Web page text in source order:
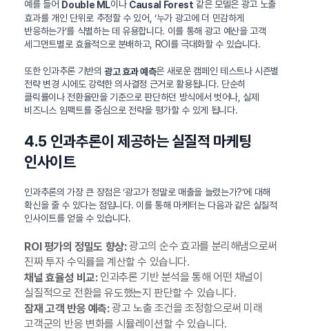
예를 들어 Double ML이나 Causal Forest 같은 모델은 광고 노출
효과를 개인 단위로 추정할 수 있어, ‘누가 광고에 더 민감하게
반응하는가’를 식별하는 데 유용합니다. 이를 통해 광고 예산을 고객
세그먼트별로 효율적으로 분배하고, ROI를 극대화할 수 있습니다.
또한 인과추론 기반의광고 효과 예측은 새로운 캠페인 테스트나 시즌별
전략 변경 시에도 강력한 의사결정 근거로 활용됩니다. 단순히
클릭률이나 전환율만을 기준으로 판단하던 방식에서 벗어나, 실제
비즈니스 임팩트를 중심으로 전략을 평가할 수 있게 됩니다.
4.5 인과추론이 제공하는 실질적 마케팅
인사이트
인과추론의 가장 큰 장점은 ‘광고가 정말로 매출을 늘렸는가?’에 대해
확신을 줄 수 있다는 점입니다. 이를 통해 마케터는 다음과 같은 실질적
인사이트를 얻을 수 있습니다.
ROI 평가의 정밀도 향상:광고의 순수 효과를 분리해냄으로써
진짜 투자 수익률을 계산할 수 있습니다.
채널 효율성 비교:인과추론 기반 분석을 통해 어떤 채널이
실질적으로 전환을 유도했는지 판단할 수 있습니다.
잠재 고객 반응 예측:광고 노출 조건을 조정함으로써 미래
고객군의 반응 변화를 시뮬레이션할 수 있습니다.